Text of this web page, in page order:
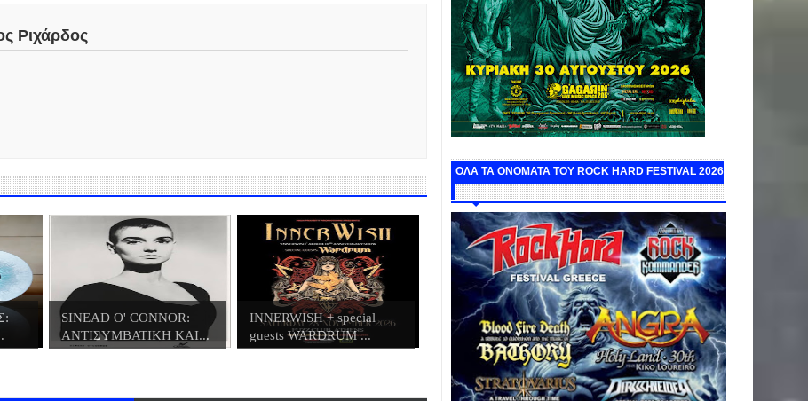
Ριχάρδος
SINEAD O' CONNOR:
ΑΝΤΙΣΥΜΒΑΤΙΚΗ ΚΑΙ...
INNERWISH + special
guests WARDRUM ...
ΟΛΑ ΤΑ ΟΝΟΜΑΤΑ ΤΟΥ ROCK HARD FESTIVAL 2026